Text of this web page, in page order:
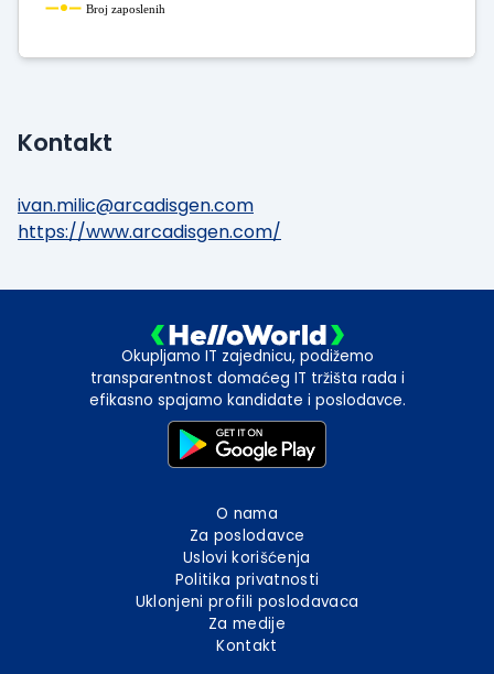
Broj zaposlenih
Kontakt
ivan.milic@arcadisgen.com
https://www.arcadisgen.com/
Okupljamo IT zajednicu, podižemo
transparentnost domaćeg IT tržišta rada i
efikasno spajamo kandidate i poslodavce.
O nama
Za poslodavce
Uslovi korišćenja
Politika privatnosti
Uklonjeni profili poslodavaca
Za medije
Kontakt